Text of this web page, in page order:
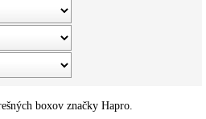
boxov značky Hapro.